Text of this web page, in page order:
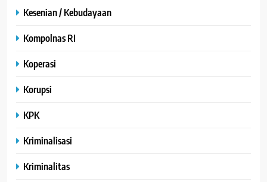
Kesenian / Kebudayaan
Kompolnas RI
Koperasi
Korupsi
KPK
Kriminalisasi
Kriminalitas